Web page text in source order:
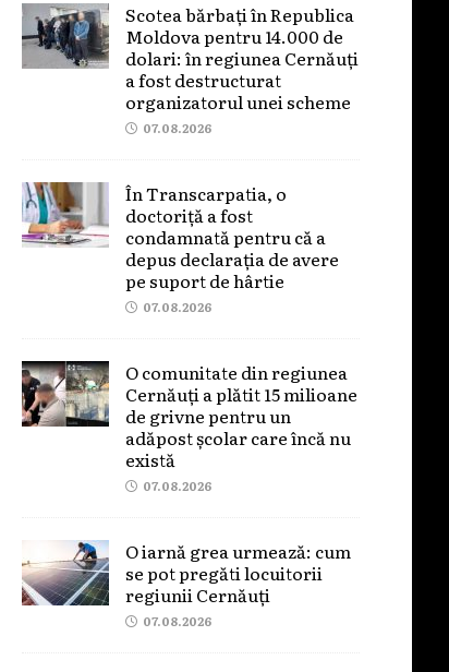
Scotea bărbați în Republica
Moldova pentru 14.000 de
dolari: în regiunea Cernăuți
a fost destructurat
organizatorul unei scheme
07.08.2026
În Transcarpatia, o
doctoriță a fost
condamnată pentru că a
depus declarația de avere
pe suport de hârtie
07.08.2026
O comunitate din regiunea
Cernăuți a plătit 15 milioane
de grivne pentru un
adăpost școlar care încă nu
există
07.08.2026
O iarnă grea urmează: cum
se pot pregăti locuitorii
regiunii Cernăuți
07.08.2026